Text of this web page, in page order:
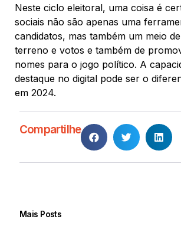
Neste ciclo eleitoral, uma coisa é
sociais não são apenas uma
candidatos, mas também um meio
terreno e votos e também de
nomes para o jogo político. A
destaque no digital pode ser o
em 2024.
Compartilhe
Mais Posts